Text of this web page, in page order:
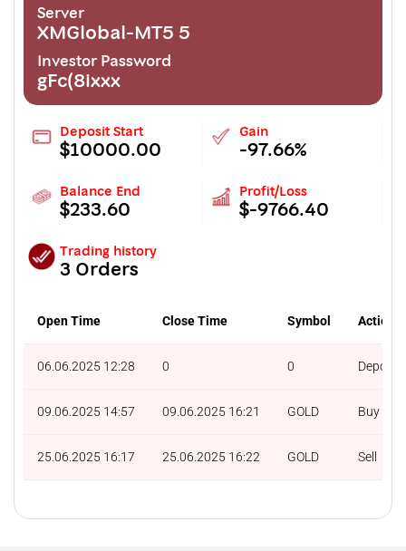
Server
XMGlobal-MT5 5
Investor Password
gFc(8ixxx
Deposit Start
$10000.00
Gain
-97.66%
Balance End
$233.60
Profit/Loss
$-9766.40
Trading history
3 Orders
Open Time Close Time Symbol Action
06.06.2025 12:28 0 0 Deposit
09.06.2025 14:57 09.06.2025 16:21 GOLD Buy
25.06.2025 16:17 25.06.2025 16:22 GOLD Sell